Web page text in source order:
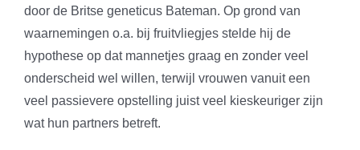
door de Britse geneticus Bateman. Op grond van
waarnemingen o.a. bij fruitvliegjes stelde hij de
hypothese op dat mannetjes graag en zonder veel
onderscheid wel willen, terwijl vrouwen vanuit een
veel passievere opstelling juist veel kieskeuriger zijn
wat hun partners betreft.